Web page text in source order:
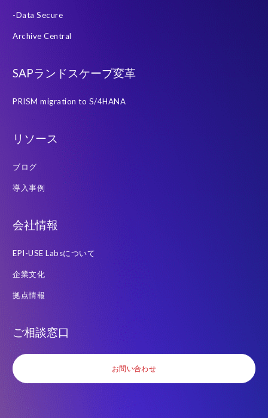
-Data Secure
Archive Central
SAPランドスケープ変革
PRISM migration to S/4HANA
リソース
ブログ
導入事例
会社情報
EPI-USE Labsについて
企業文化
拠点情報
ご相談窓口
お問い合わせ